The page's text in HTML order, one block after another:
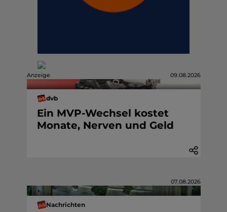
Anzeige 09.08.2026
dvb
Ein MVP-Wechsel kostet
Monate, Nerven und Geld
07.08.2026
Nachrichten